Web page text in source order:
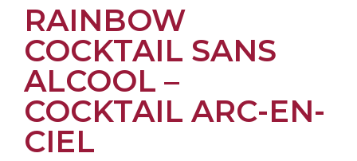
RAINBOW
COCKTAIL SANS
ALCOOL –
COCKTAIL ARC-EN-
CIEL